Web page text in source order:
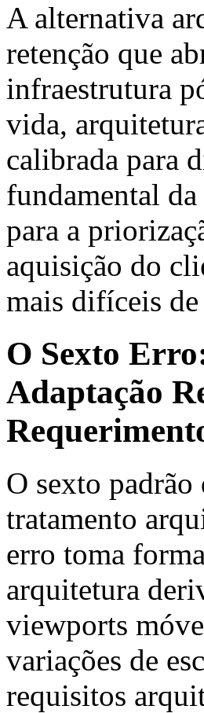
A alternativa
retenção que
infraestrutura
vida,
calibrada para
fundamental
para a
aquisição do
mais difíceis
O Sexto
Adaptação
O sexto padrão
tratamento
erro toma
arquitetura
viewports
variações de
requisitos